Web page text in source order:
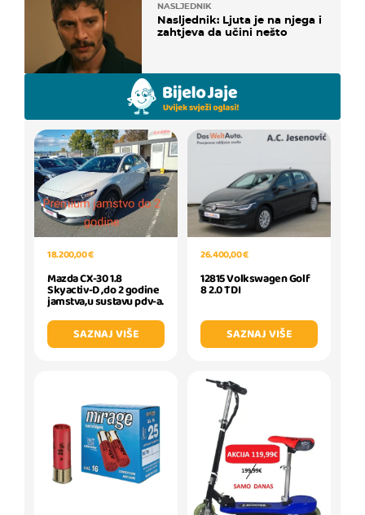
NASLJEDNIK
Nasljednik: Ljuta je na njega i
zahtjeva da učini nešto
18.200,00 €
Mazda CX-30 1.8
Skyactiv-D ,do 2 godine
jamstva,u sustavu pdv-a.
SAZNAJ VIŠE
26.400,00 €
12815 Volkswagen Golf
8 2.0 TDI
SAZNAJ VIŠE